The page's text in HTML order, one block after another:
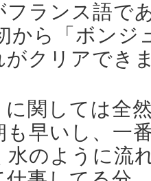
フランス語で
から「ボン
がクリアでき
に関しては全
も早いし、一
水のように流